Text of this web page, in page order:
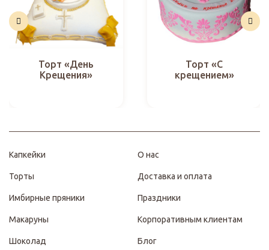
Торт «День
Крещения»
Торт «С
крещением»
Капкейки
Торты
Имбирные пряники
Макаруны
Шоколад
О нас
Доставка и оплата
Праздники
Корпоративным клиентам
Блог